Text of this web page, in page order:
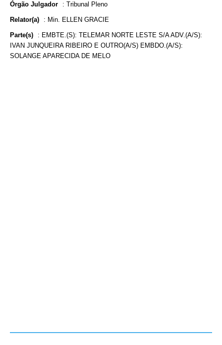
Órgão Julgador : Tribunal Pleno
Relator(a) : Min. ELLEN GRACIE
Parte(s) : EMBTE.(S): TELEMAR NORTE LESTE S/A ADV.(A/S):
IVAN JUNQUEIRA RIBEIRO E OUTRO(A/S) EMBDO.(A/S):
SOLANGE APARECIDA DE MELO